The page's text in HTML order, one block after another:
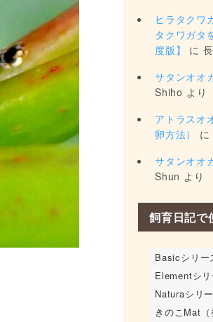
ヒラタクワ
タクワガ
度版】
に
サタンオオ
Shiho より
アトラスオ
卵方法）
に
サタンオオ
Shun より
飼育日記で
Basicシリー
Elementシリ
Naturaシリ
きのこMat（